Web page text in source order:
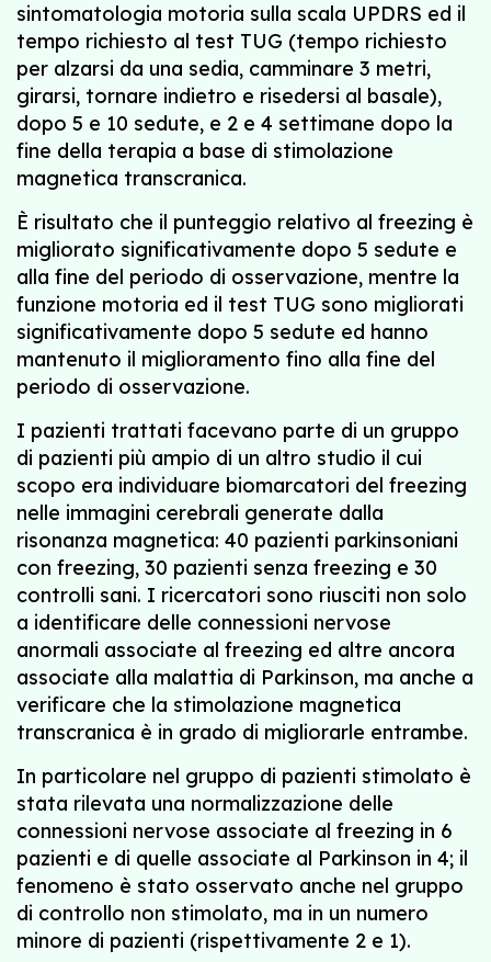
sintomatologia motoria sulla scala UPDRS ed il
tempo richiesto al test TUG (tempo richiesto
per alzarsi da una sedia, camminare 3 metri,
girarsi, tornare indietro e risedersi al basale),
dopo 5 e 10 sedute, e 2 e 4 settimane dopo la
fine della terapia a base di stimolazione
magnetica transcranica.
È risultato che il punteggio relativo al freezing è
migliorato significativamente dopo 5 sedute e
alla fine del periodo di osservazione, mentre la
funzione motoria ed il test TUG sono migliorati
significativamente dopo 5 sedute ed hanno
mantenuto il miglioramento fino alla fine del
periodo di osservazione.
I pazienti trattati facevano parte di un gruppo
di pazienti più ampio di un altro studio il cui
scopo era individuare biomarcatori del freezing
nelle immagini cerebrali generate dalla
risonanza magnetica: 40 pazienti parkinsoniani
con freezing, 30 pazienti senza freezing e 30
controlli sani. I ricercatori sono riusciti non solo
a identificare delle connessioni nervose
anormali associate al freezing ed altre ancora
associate alla malattia di Parkinson, ma anche a
verificare che la stimolazione magnetica
transcranica è in grado di migliorarle entrambe.
In particolare nel gruppo di pazienti stimolato è
stata rilevata una normalizzazione delle
connessioni nervose associate al freezing in 6
pazienti e di quelle associate al Parkinson in 4; il
fenomeno è stato osservato anche nel gruppo
di controllo non stimolato, ma in un numero
minore di pazienti (rispettivamente 2 e 1).